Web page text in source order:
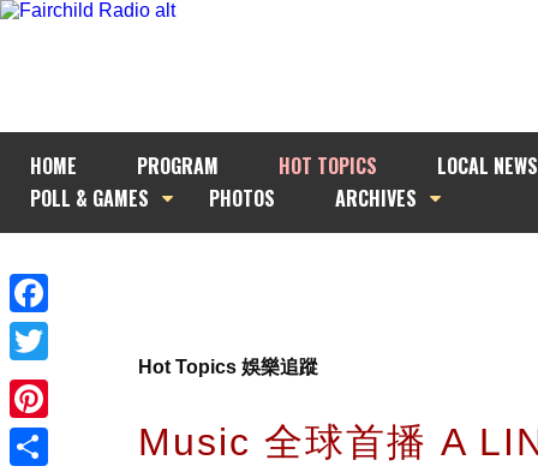
HOME PROGRAM HOT TOPICS
LOCAL NEWS
POLL & GAMES
PHOTOS ARCHIVES
Facebook
Twitter
Pinterest
Hot Topics 娛樂追蹤
Music 全球首播 A